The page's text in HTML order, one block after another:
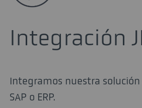
Integración
Integramos nuestra
SAP o ERP.